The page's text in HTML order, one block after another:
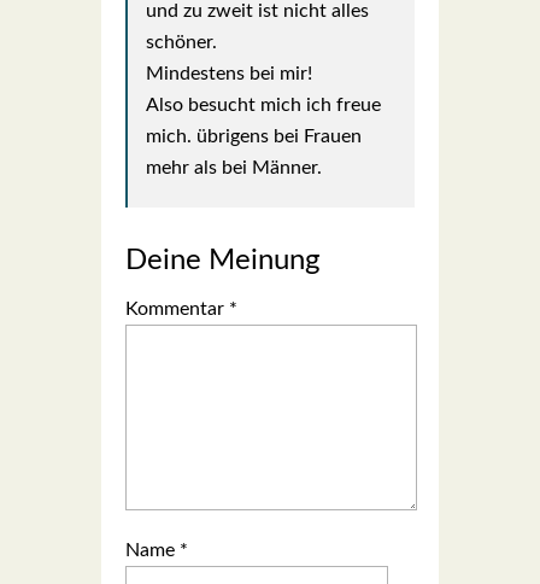
und zu zweit ist nicht alles
schö­ner.
Min­des­tens bei mir!
Also besucht mich ich freue
mich. übri­gens bei Frau­en
mehr als bei Män­ner.
Deine Meinung
Kommentar *
Name *